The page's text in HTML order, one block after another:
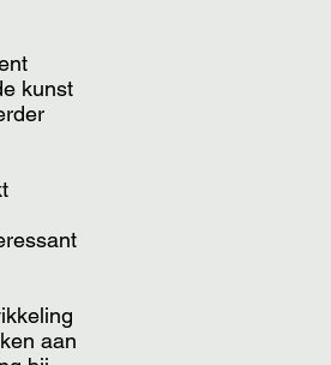
kunst
aan